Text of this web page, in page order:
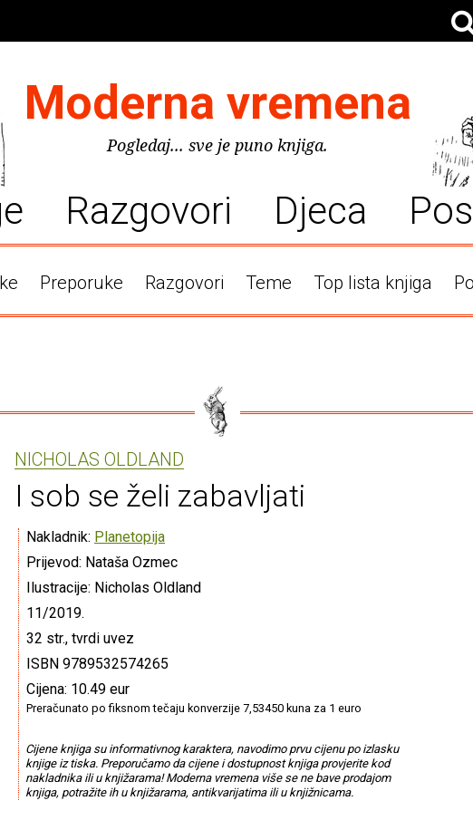
Moderna vremena
Pogledaj... sve je puno knjiga.
Razgovori Djeca
Preporuke Razgovori Teme Top lista knjiga
NICHOLAS OLDLAND
I sob se želi zabavljati
Nakladnik: Planetopija
Prijevod: Nataša Ozmec
Ilustracije: Nicholas Oldland
11/2019.
32 str., tvrdi uvez
ISBN 9789532574265
Cijena: 10.49 eur
Preračunato po fiksnom tečaju konverzije 7,53450 kuna za 1 euro
Cijene knjiga su informativnog karaktera, navodimo prvu cijenu po izlasku
knjige iz tiska. Preporučamo da cijene i dostupnost knjiga provjerite kod
nakladnika ili u knjižarama! Moderna vremena više se ne bave prodajom
knjiga, potražite ih u knjižarama, antikvarijatima ili u knjižnicama.